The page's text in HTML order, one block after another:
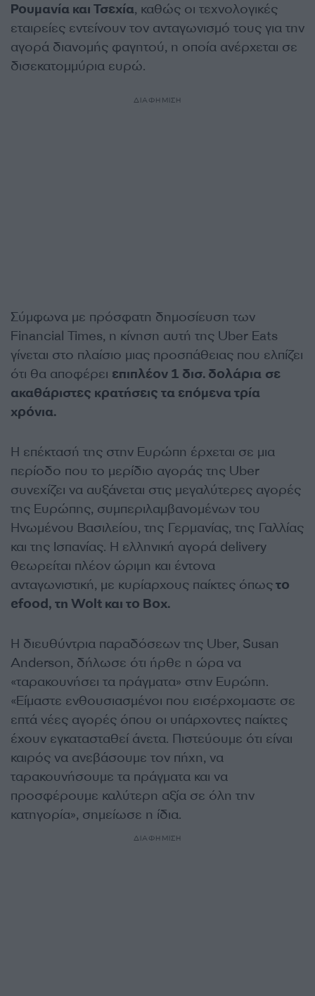
Ρουμανία και Τσεχία, καθώς οι τεχνολογικές
εταιρείες εντείνουν τον ανταγωνισμό τους για την
αγορά διανομής φαγητού, η οποία ανέρχεται σε
δισεκατομμύρια ευρώ.
ΔΙΑΦΗΜΙΣΗ
Σύμφωνα με πρόσφατη δημοσίευση των
Financial Times, η κίνηση αυτή της Uber Eats
γίνεται στο πλαίσιο μιας προσπάθειας που ελπίζει
ότι θα αποφέρει επιπλέον 1 δισ. δολάρια σε
ακαθάριστες κρατήσεις τα επόμενα τρία
χρόνια.
Η επέκτασή της στην Ευρώπη έρχεται σε μια
περίοδο που το μερίδιο αγοράς της Uber
συνεχίζει να αυξάνεται στις μεγαλύτερες αγορές
της Ευρώπης, συμπεριλαμβανομένων του
Ηνωμένου Βασιλείου, της Γερμανίας, της Γαλλίας
και της Ισπανίας. Η ελληνική αγορά delivery
θεωρείται πλέον ώριμη και έντονα
ανταγωνιστική, με κυρίαρχους παίκτες όπωςτο
efood, τη Wolt και το Box.
Η διευθύντρια παραδόσεων της Uber, Susan
Anderson, δήλωσε ότι ήρθε η ώρα να
«ταρακουνήσει τα πράγματα» στην Ευρώπη.
«Είμαστε ενθουσιασμένοι που εισέρχομαστε σε
επτά νέες αγορές όπου οι υπάρχοντες παίκτες
έχουν εγκατασταθεί άνετα. Πιστεύουμε ότι είναι
καιρός να ανεβάσουμε τον πήχη, να
ταρακουνήσουμε τα πράγματα και να
προσφέρουμε καλύτερη αξία σε όλη την
κατηγορία», σημείωσε η ίδια.
ΔΙΑΦΗΜΙΣΗ